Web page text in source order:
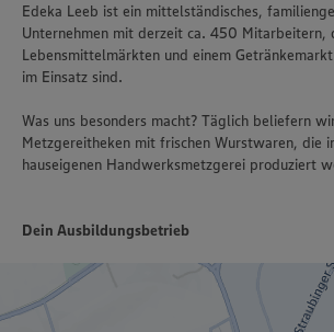
Edeka Leeb ist ein mittelständisches,
Unternehmen mit derzeit ca. 450 Mitarbeitern,
Lebensmittelmärkten und einem
im Einsatz sind.
Was uns besonders macht? Täglich beliefern
Metzgereitheken mit frischen Wurstwaren, die
hauseigenen Handwerksmetzgerei produziert
Dein Ausbildungsbetrieb